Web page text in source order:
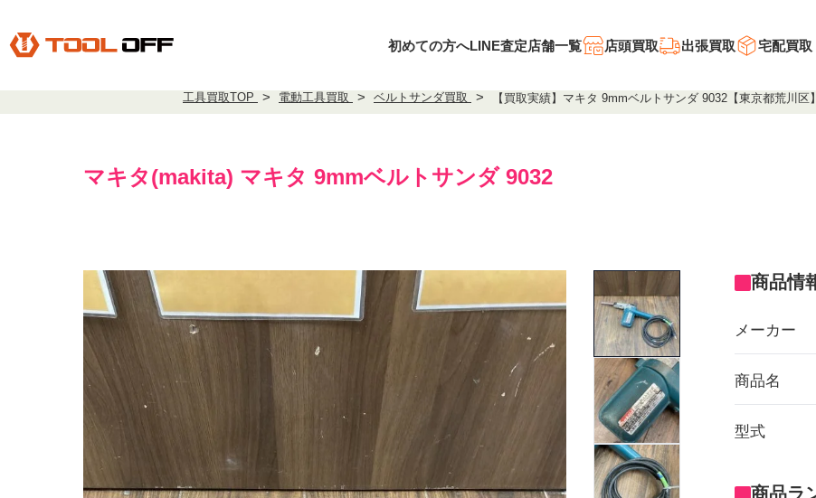
初めての方へLINE査定店舗一覧 店頭買取 出張買取 宅配買取
工具買取TOP 電動工具買取 ベルトサンダ買取 【買取実績】マキタ 9mmベルトサンダ 9032【東京都荒川区
マキタ(makita) マキタ 9mmベルトサンダ 9032
商品情
メーカー
商品名
型式
商品ラ